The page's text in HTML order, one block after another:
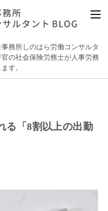
務所しのはら労働コンサルタ
の社会保険労務士が人事労務
す。
る「8割以上の出勤